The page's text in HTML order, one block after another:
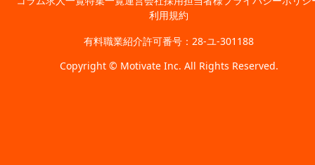
利用規約
有料職業紹介許可番号：28-ユ-301188
Copyright © Motivate Inc. All Rights Reserved.